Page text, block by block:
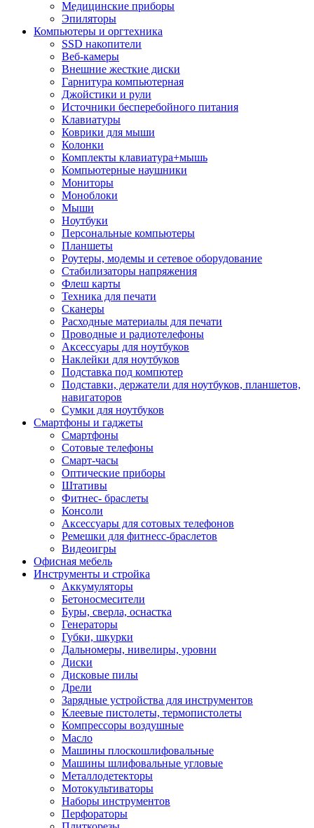
Медицинские приборы
Эпиляторы
Компьютеры и оргтехника
SSD накопители
Веб-камеры
Внешние жесткие диски
Гарнитура компьютерная
Джойстики и рули
Источники бесперебойного питания
Клавиатуры
Коврики для мыши
Колонки
Комплекты клавиатура+мышь
Компьютерные наушники
Мониторы
Моноблоки
Мыши
Ноутбуки
Персональные компьютеры
Планшеты
Роутеры, модемы и сетевое оборудование
Стабилизаторы напряжения
Флеш карты
Техника для печати
Сканеры
Расходные материалы для печати
Проводные и радиотелефоны
Аксессуары для ноутбуков
Наклейки для ноутбуков
Подставка под компютер
Подставки, держатели для ноутбуков, планшетов,
навигаторов
Сумки для ноутбуков
Смартфоны и гаджеты
Смартфоны
Сотовые телефоны
Смарт-часы
Оптические приборы
Штативы
Фитнес- браслеты
Консоли
Аксессуары для сотовых телефонов
Ремешки для фитнесс-браслетов
Видеоигры
Офисная мебель
Инструменты и стройка
Аккумуляторы
Бетоносмесители
Буры, сверла, оснастка
Генераторы
Губки, шкурки
Дальномеры, нивелиры, уровни
Диски
Дисковые пилы
Дрели
Зарядные устройства для инструментов
Клеевые пистолеты, термопистолеты
Компрессоры воздушные
Масло
Машины плоскошлифовальные
Машины шлифовальные угловые
Металлодетекторы
Мотокультиваторы
Наборы инструментов
Перфораторы